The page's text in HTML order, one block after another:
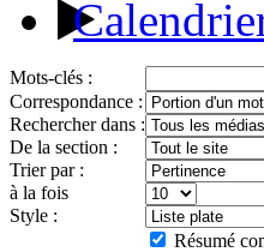
Mots-clés :
Correspondance :
Rechercher dans :
De la section :
Trier par :
à la fois
Style :
Résumé